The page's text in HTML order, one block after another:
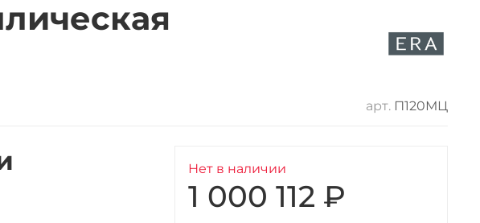
арт. П120МЦ
Нет в наличии
1 000 112 ₽